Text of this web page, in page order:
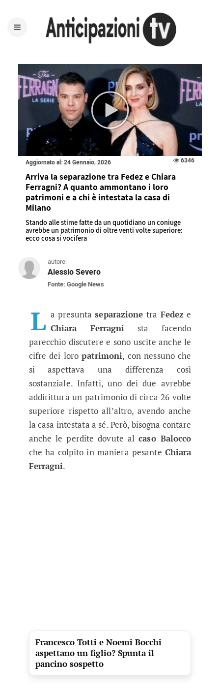
Aggiornato al: 24 Gennaio, 2026 6346
Arriva la separazione tra Fedez e Chiara
Ferragni? A quanto ammontano i loro
patrimoni e a chi è intestata la casa di
Milano
Stando alle stime fatte da un quotidiano un coniuge
avrebbe un patrimonio di oltre venti volte superiore:
ecco cosa si vocifera
autore:
Alessio Severo
Fonte: Google News
Arriva la separazione tra Fedez
L a presuntaseparazione tra Fedez e
Chiara Ferragni sta facendo
parecchio discutere e sono uscite anche le
cifre dei loropatrimoni, con nessuno che
si aspettava una differenza così
sostanziale. Infatti, uno dei due avrebbe
addirittura un patrimonio di circa 26 volte
superiore rispetto all’altro, avendo anche
la casa intestata a sé. Però, bisogna contare
anche le perdite dovute alcaso Balocco
che ha colpito in maniera pesante Chiara
Ferragni.
Francesco Totti e Noemi Bocchi
aspettano un figlio? Spunta il
pancino sospetto